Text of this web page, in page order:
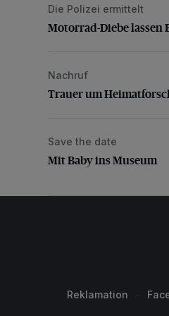
Motorrad-Diebe lassen
Die Polizei ermittelt
Motorrad-Diebe lassen
Trauer um
Nachruf
Trauer um
Mit Baby ins Museum
Save the date
Mit Baby ins Museum
Reklamation